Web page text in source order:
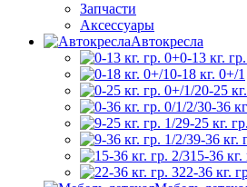
Запчасти
Аксессуары
Автокресла
0-13 кг.
0-18 кг. 0+/1
0-25
0-36
9-25 кг.
9-36 кг.
15-36 кг.
22-36 кг.